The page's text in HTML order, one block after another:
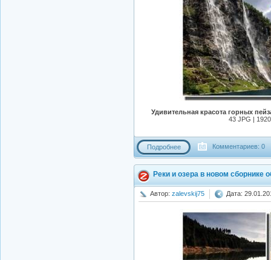
Удивительная красота горных
43 JPG |
Подробнее Комментариев: 0
Реки и озера в новом сборнике
Автор: zalevskij75 Дата: